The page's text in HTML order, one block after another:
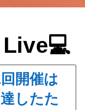
開催は
したた